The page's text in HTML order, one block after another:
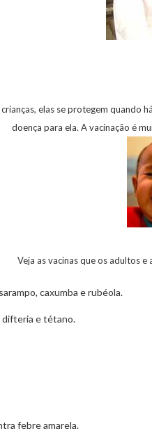
elas se protegem quando
doença para ela. A vacinação é
Veja as vacinas que os adultos
caxumba e rubéola.
difteria e tétano.
febre amarela.